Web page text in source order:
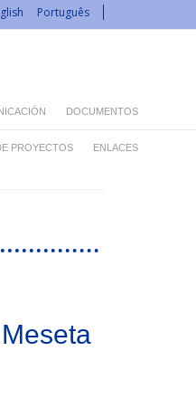
Português
DOCUMENTOS
PROYECTOS ENLACES